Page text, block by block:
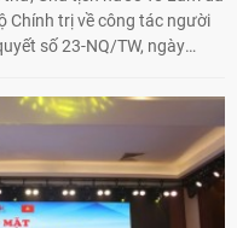
Chính trị về công tác người
số 23-NQ/TW, ngày